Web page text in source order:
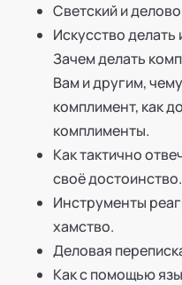
Светский и
Искусство
Зачем делать
Вам и другим,
комплимент, как
комплименты.
Как тактично
своё достоинство.
Инструменты
хамство.
Деловая
Как с помощью